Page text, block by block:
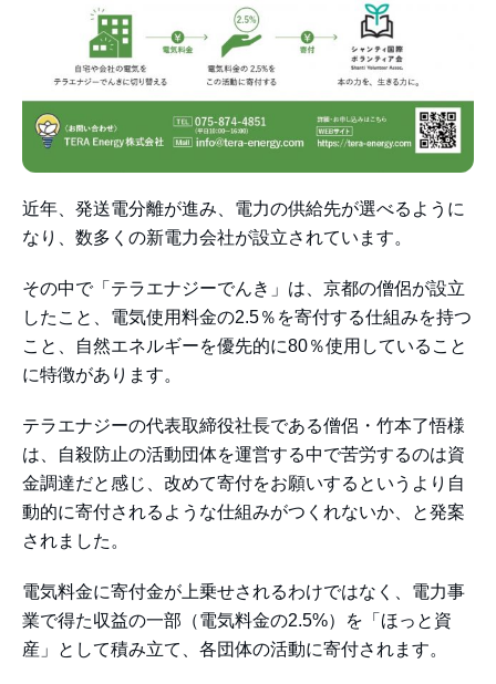
近年、発送電分離が進み、電力の供給先が選べるように
なり、数多くの新電力会社が設立されています。
その中で「テラエナジーでんき」は、京都の僧侶が設立
したこと、電気使用料金の2.5％を寄付する仕組みを持つ
こと、自然エネルギーを優先的に80％使用していること
に特徴があります。
テラエナジーの代表取締役社長である僧侶・竹本了悟様
は、自殺防止の活動団体を運営する中で苦労するのは資
金調達だと感じ、改めて寄付をお願いするというより自
動的に寄付されるような仕組みがつくれないか、と発案
されました。
電気料金に寄付金が上乗せされるわけではなく、電力事
業で得た収益の一部（電気料金の2.5%）を「ほっと資
産」として積み立て、各団体の活動に寄付されます。